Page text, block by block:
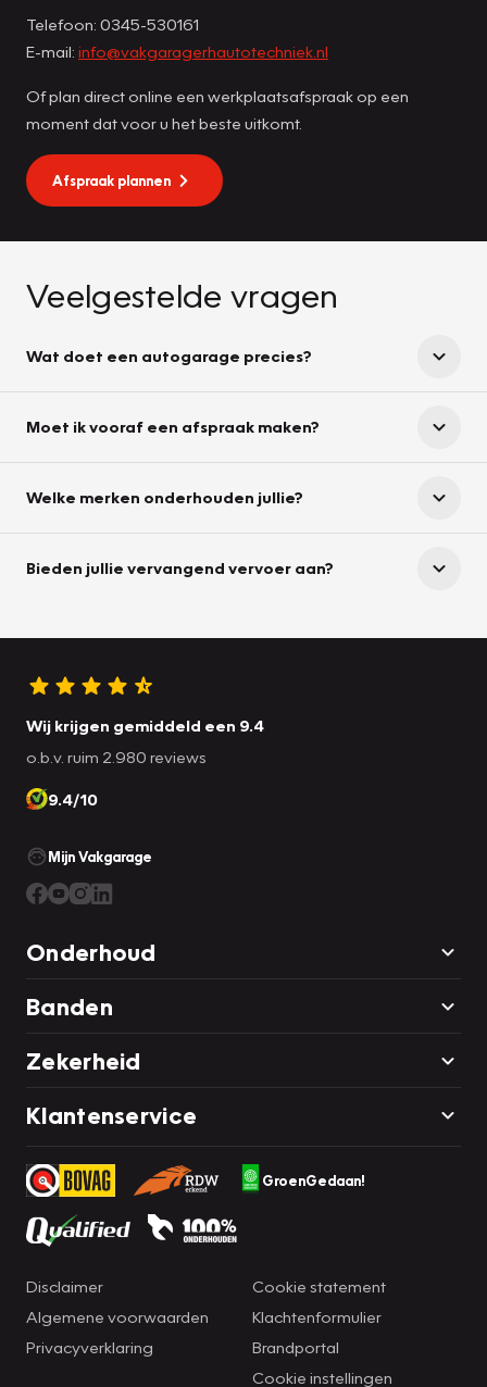
Telefoon: 0345-530161
E-mail: info@vakgaragerhautotechniek.nl
Of plan direct online een werkplaatsafspraak op een
moment dat voor u het beste uitkomt.
Afspraak plannen
Veelgestelde vragen
Wat doet een autogarage precies?
Moet ik vooraf een afspraak maken?
Welke merken onderhouden jullie?
Bieden jullie vervangend vervoer aan?
Wij krijgen gemiddeld een 9.4
o.b.v. ruim 2.980 reviews
9.4/10
Mijn Vakgarage
Onderhoud
Banden
Zekerheid
Klantenservice
GroenGedaan!
Disclaimer
Algemene voorwaarden
Privacyverklaring
Cookie statement
Klachtenformulier
Brandportal
Cookie instellingen